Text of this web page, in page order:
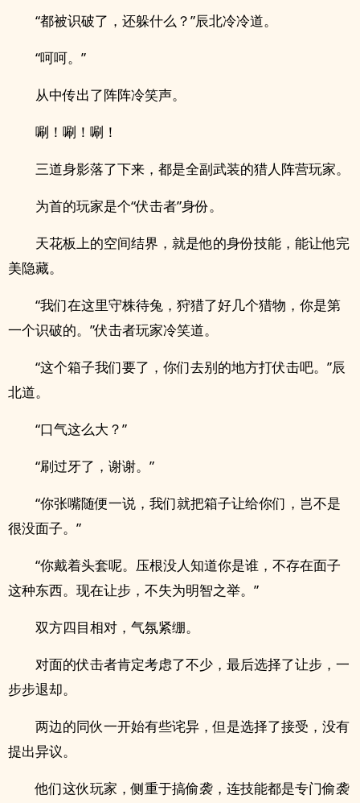
“都被识破了，还躲什么？”辰北冷冷道。
“呵呵。”
从中传出了阵阵冷笑声。
唰！唰！唰！
三道身影落了下来，都是全副武装的猎人阵营玩家。
为首的玩家是个“伏击者”身份。
天花板上的空间结界，就是他的身份技能，能让他完
美隐藏。
“我们在这里守株待兔，狩猎了好几个猎物，你是第
一个识破的。”伏击者玩家冷笑道。
“这个箱子我们要了，你们去别的地方打伏击吧。”辰
北道。
“口气这么大？”
“刷过牙了，谢谢。”
“你张嘴随便一说，我们就把箱子让给你们，岂不是
很没面子。”
“你戴着头套呢。压根没人知道你是谁，不存在面子
这种东西。现在让步，不失为明智之举。”
双方四目相对，气氛紧绷。
对面的伏击者肯定考虑了不少，最后选择了让步，一
步步退却。
两边的同伙一开始有些诧异，但是选择了接受，没有
提出异议。
他们这伙玩家，侧重于搞偷袭，连技能都是专门偷袭